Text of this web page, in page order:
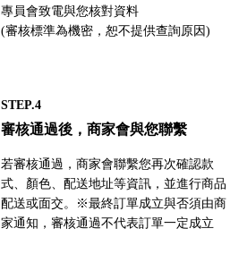
專員會致電與您核對資料
(審核標準為機密，恕不提供查詢原因)
STEP.4
審核通過後，商家會與您聯繫
若審核通過，商家會聯繫您再次確認款
式、顏色、配送地址等資訊，並進行商品
配送或面交。※最終訂單成立與否須由商
家通知，審核通過不代表訂單一定成立